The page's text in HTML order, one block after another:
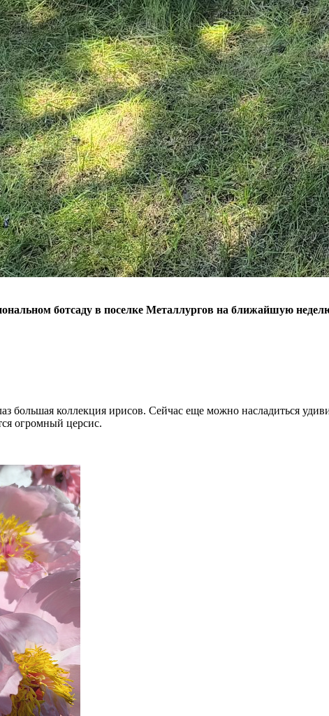
ботсаду в поселке Металлургов на ближайшую
большая коллекция ирисов. Сейчас еще можно насладиться
огромный церсис.